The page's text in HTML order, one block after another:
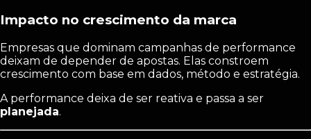
Impacto no crescimento da marca
Empresas que dominam campanhas de performance
deixam de depender de apostas. Elas constroem
crescimento com base em dados, método e estratégia.
A performance deixa de ser reativa e passa a ser
planejada.